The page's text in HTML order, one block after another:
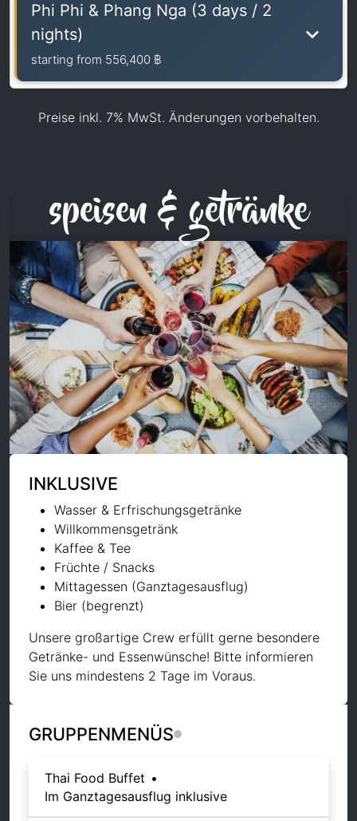
Phi Phi & Phang Nga (3 days / 2
nights)
starting from 556,400 ฿
Preise inkl. 7% MwSt. Änderungen vorbehalten.
speisen & getränke
INKLUSIVE
Wasser & Erfrischungsgetränke
Willkommensgetränk
Kaffee & Tee
Früchte / Snacks
Mittagessen (Ganztagesausflug)
Bier (begrenzt)
Unsere großartige Crew erfüllt gerne besondere
Getränke- und Essenwünsche! Bitte informieren
Sie uns mindestens 2 Tage im Voraus.
GRUPPENMENÜS
Thai Food Buffet •
Im Ganztagesausflug inklusive